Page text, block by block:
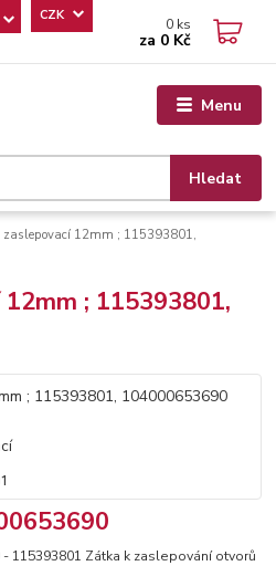
Menu
CZK
Hledat
0 ks
za 0 Kč
zaslepovací 12mm ; 115393801,
; 115393801,
115393801 Zátka k zaslepování otvorů